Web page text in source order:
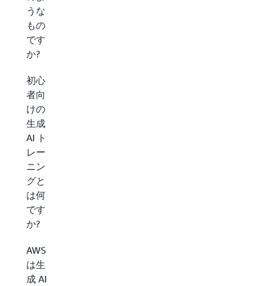
うな
もの
です
か?
初心
者向
けの
生成
AI ト
レー
ニン
グと
は何
です
か?
AWS
は生
成 AI